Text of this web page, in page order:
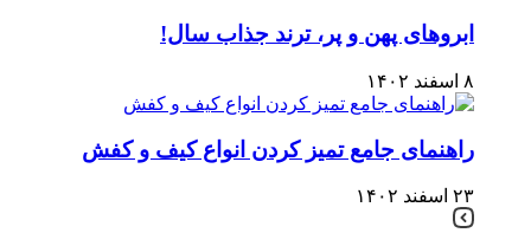
ابروهای پهن و پر، ترند جذاب سال!
۸ اسفند ۱۴۰۲
راهنمای جامع تمیز کردن انواع کیف و کفش
۲۳ اسفند ۱۴۰۲